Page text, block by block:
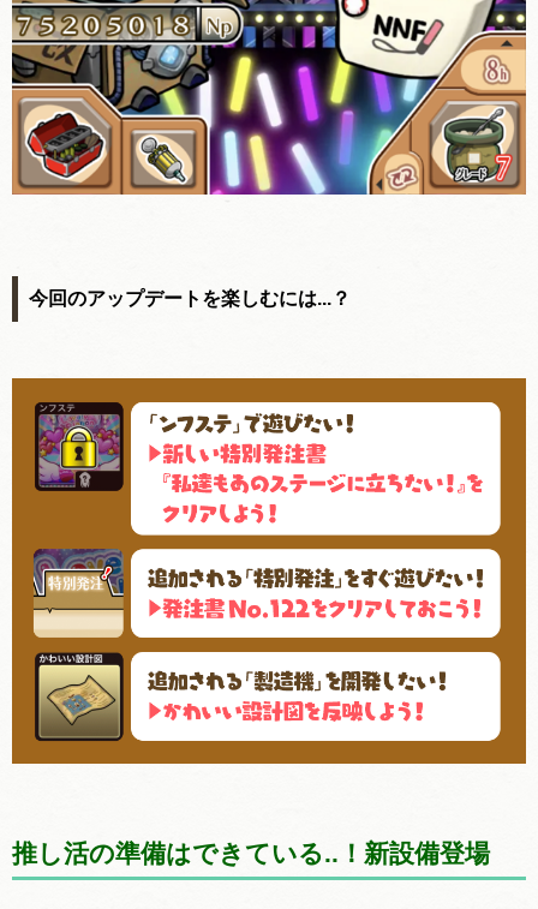
今回のアップデートを楽しむには...？
推し活の準備はできている..！新設備登場